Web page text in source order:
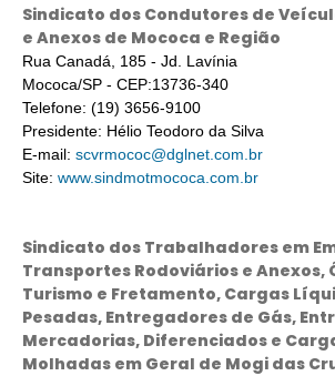
Sindicato dos Condutores de
e Anexos de Mococa e Região
Rua Canadá, 185 - Jd. Lavínia
Mococa/SP - CEP:13736-340
Telefone: (19) 3656-9100
Presidente: Hélio Teodoro da Silva
E-mail: scvrmococ@dglnet.com.br
Site: www.sindmotmococa.com.br
Sindicato dos Trabalhadores em
Transportes Rodoviários e Anexos,
Turismo e Fretamento, Cargas
Pesadas, Entregadores de Gás,
Mercadorias, Diferenciados e
Molhadas em Geral de Mogi das